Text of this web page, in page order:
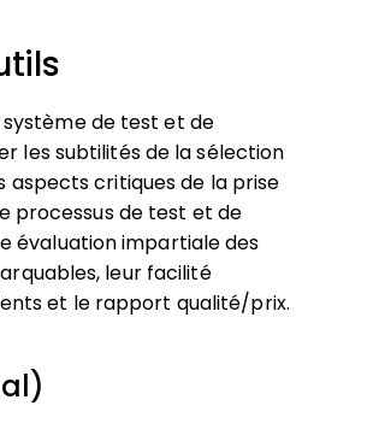
système de test et de
les subtilités de la sélection
aspects critiques de la prise
processus de test et de
évaluation impartiale des
leur facilité
et le rapport qualité/prix.